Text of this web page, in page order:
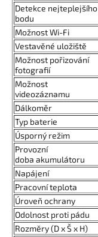
Detekce nejteplejšího
bodu
Možnost Wi-Fi
Vestavěné uložiště
Možnost pořizování
fotografií
Možnost
videozáznamu
Dálkoměr
Typ baterie
Úsporný režim
Provozní
doba akumulátoru
Napájení
Pracovní teplota
Úroveň ochrany
Odolnost proti pádu
Rozměry (D x Š x H)